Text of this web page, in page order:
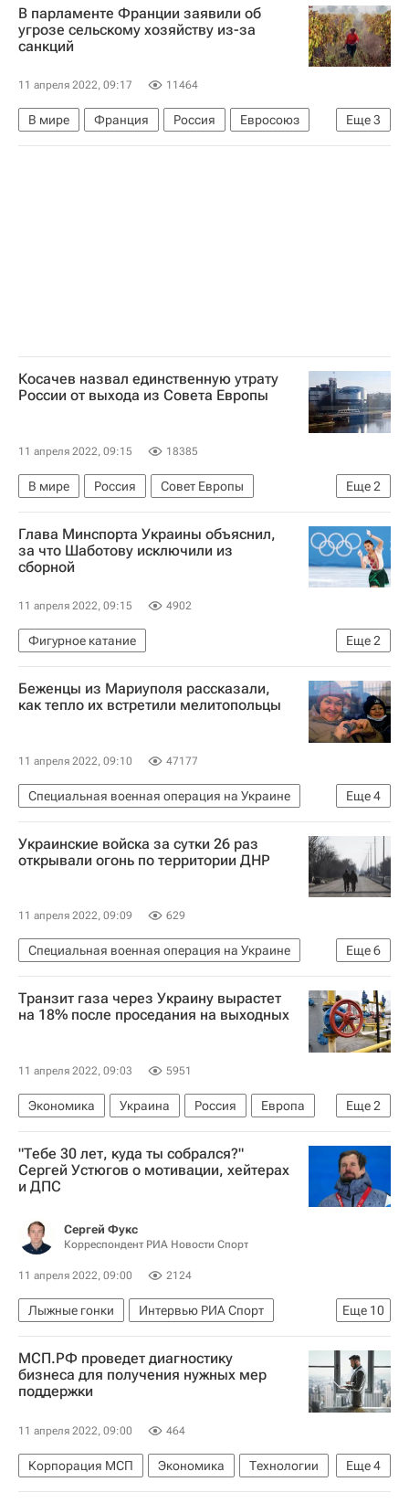
Владимир Путин
Франция Греция
В парламенте Франции заявили об
угрозе сельскому хозяйству из-за
санкций
11 апреля 2022, 09:17 11464
Еще3
В мире Франция Россия
Евросоюз
Украина
Газпром
Косачев назвал единственную утрату
России от выхода из Совета Европы
11 апреля 2022, 09:15 18385
Еще2
В мире Россия
Совет Европы
Европейский суд по правам человека (ЕСПЧ)
Константин Косачев
Глава Минспорта Украины объяснил,
за что Шаботову исключили из
сборной
11 апреля 2022, 09:15 4902
Еще2
Фигурное катание
Министерство молодежи и спорта Украины
Украина
Беженцы из Мариуполя рассказали,
как тепло их встретили мелитопольцы
11 апреля 2022, 09:10 47177
Еще4
Специальная военная операция на Украине
Мелитополь
Мариуполь
Признание ДНР и ЛНР в России
Безопасность
Украинские войска за сутки 26 раз
открывали огонь по территории ДНР
11 апреля 2022, 09:09 629
Еще6
Специальная военная операция на Украине
В мире
Вооруженные силы Украины
Украина
Донецкая Народная Республика
Транзит газа через Украину вырастет
на 18% после проседания на выходных
11 апреля 2022, 09:03 5951
Еще2
Экономика Украина Россия
Европа
Газпром
Северный поток
"Тебе 30 лет, куда ты собрался?"
Сергей Устюгов о мотивации, хейтерах
и ДПС
Сергей Фукс
Корреспондент РИА Новости Спорт
11 апреля 2022, 09:00 2124
Еще 10
Лыжные гонки
Интервью РИА Спорт
Сергей Крянин
Елена Вяльбе
Олимпийские игры
Маркус Крамер
Артем Мальцев
Алексей Червоткин
Кубок России по лыжным гонкам
Тур де Ски
Сергей Устюгов
МСП.РФ проведет диагностику
бизнеса для получения нужных мер
поддержки
11 апреля 2022, 09:00 464
Еще4
Корпорация МСП Экономика
Технологии
Россия